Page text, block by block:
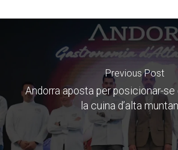
Previous Post
Andorra aposta per posicionar-
la cuina d’alta